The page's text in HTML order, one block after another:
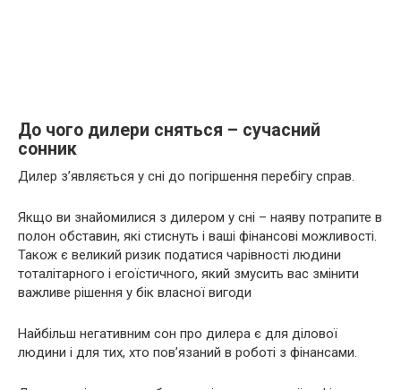
До чого дилери сняться – сучасний
сонник
Дилер з’являється у сні до погіршення перебігу справ.
Якщо ви знайомилися з дилером у сні – наяву потрапите в
полон обставин, які стиснуть і ваші фінансові можливості.
Також є великий ризик податися чарівності людини
тоталітарного і егоїстичного, який змусить вас змінити
важливе рішення у бік власної вигоди
Найбільш негативним сон про дилера є для ділової
людини і для тих, хто пов’язаний в роботі з фінансами.